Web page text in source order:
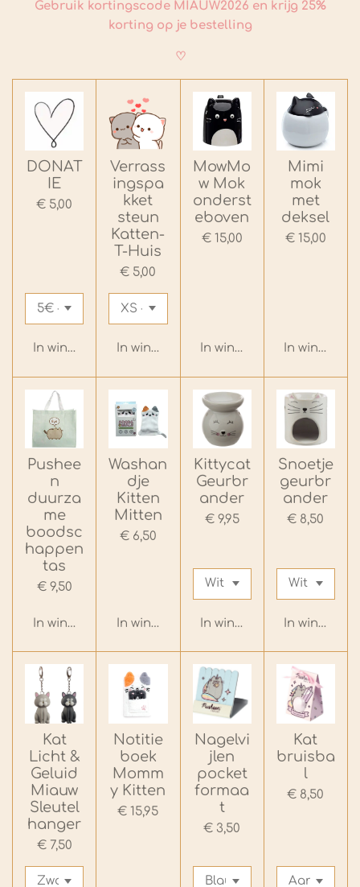
Gebruik kortingscode MIAUW2026 en krijg 25%
korting op je bestelling
♡
DONAT
IE
€ 5,00
In winkelwagen
Verrass
ingspa
kket
steun
Katten-
T-Huis
€ 5,00
In winkelwagen
MowMo
w Mok
onderst
eboven
€ 15,00
In winkelwagen
Mimi
mok
met
deksel
€ 15,00
In
Pushee
n
duurza
me
boodsc
happen
tas
€ 9,50
In winkelwagen
Washan
dje
Kitten
Mitten
€ 6,50
In winkelwagen
Kittycat
Geurbr
ander
€ 9,95
In winkelwagen
Snoetje
geurbr
ander
€ 8,50
In
Kat
Licht &
Geluid
Miauw
Sleutel
hanger
€ 7,50
Notitie
boek
Momm
y Kitten
€ 15,95
Nagelvi
jlen
pocket
formaa
t
€ 3,50
Kat
bruisba
l
€ 8,50